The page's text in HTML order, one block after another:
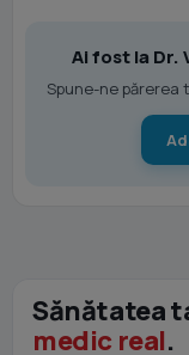
Ai fost la Dr.
Spune-ne părerea
Sănătatea
medic real.